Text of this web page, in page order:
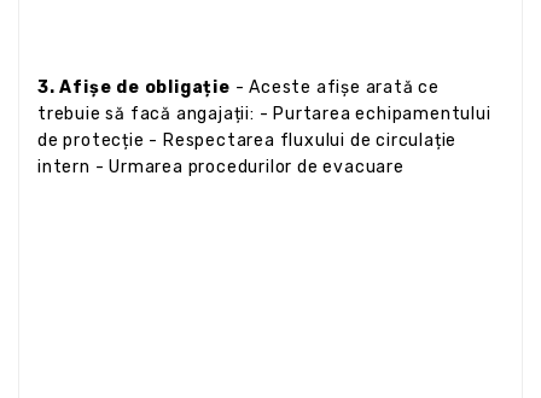
3. Afișe de obligație - Aceste afișe arată ce
trebuie să facă angajații: - Purtarea echipamentului
de protecție - Respectarea fluxului de circulație
intern - Urmarea procedurilor de evacuare